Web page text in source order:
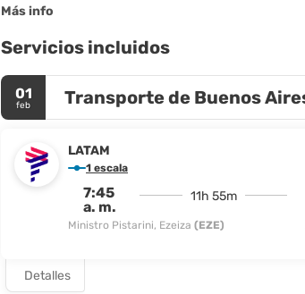
Más info
Servicios incluidos
01
feb Transporte de Buenos
LATAM
1 escala
7:45
a. m.
Ministro Pistarini, Ezeiza (EZE)
11h 55m
Detalles